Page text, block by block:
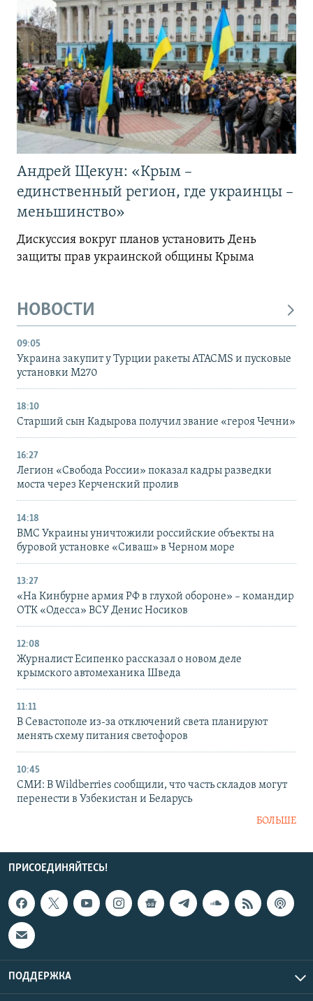
Андрей Щекун: «Крым –
единственный регион, где украинцы –
меньшинство»
Дискуссия вокруг планов установить День
защиты прав украинской общины Крыма
НОВОСТИ
09:05
Украина закупит у Турции ракеты ATACMS и пусковые
установки M270
18:10
Старший сын Кадырова получил звание «героя Чечни»
16:27
Легион «Свобода России» показал кадры разведки
моста через Керченский пролив
14:18
ВМС Украины уничтожили российские объекты на
буровой установке «Сиваш» в Черном море
13:27
«На Кинбурне армия РФ в глухой обороне» – командир
ОТК «Одесса» ВСУ Денис Носиков
12:08
Журналист Есипенко рассказал о новом деле
крымского автомеханика Шведа
11:11
В Севастополе из-за отключений света планируют
менять схему питания светофоров
10:45
СМИ: В Wildberries сообщили, что часть складов могут
перенести в Узбекистан и Беларусь
БОЛЬШЕ
ПРИСОЕДИНЯЙТЕСЬ!
ПОДДЕРЖКА